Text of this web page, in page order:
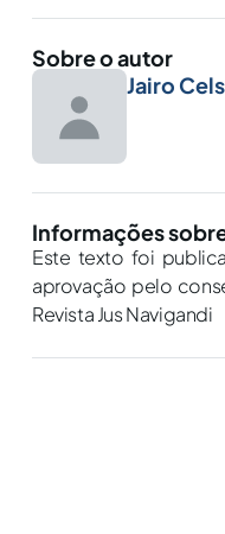
Sobre o autor
Jairo
Informações
Este texto foi
aprovação pelo
Revista Jus Navigandi